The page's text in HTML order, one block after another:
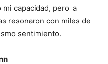
capacidad, pero la
resonaron con miles de
sentimiento.